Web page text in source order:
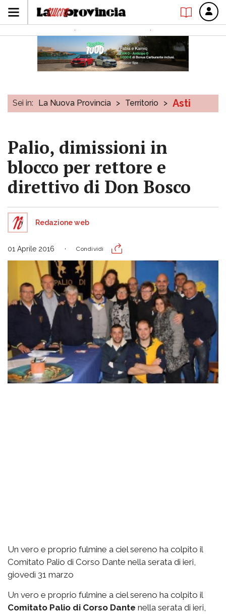
Sei in: La Nuova Provincia > Territorio > Asti
Palio, dimissioni in
blocco per rettore e
direttivo di Don Bosco
Redazione web
01 Aprile 2016 Condividi
Un vero e proprio fulmine a ciel sereno ha colpito il
Comitato Palio di Corso Dante nella serata di ieri,
giovedì 31 marzo
Un vero e proprio fulmine a ciel sereno ha colpito il
Comitato Palio di Corso Dante nella serata di ieri,